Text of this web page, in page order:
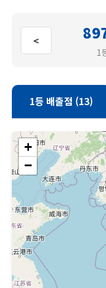
<
1
1등 배출점 (13)
+
−